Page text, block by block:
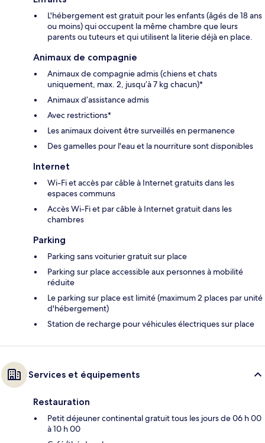
L'hébergement est gratuit pour les enfants (âgés de 18 ans
ou moins) qui occupent la même chambre que leurs
parents ou tuteurs et qui utilisent la literie déjà en place.
Animaux de compagnie
Animaux de compagnie admis (chiens et chats
uniquement, max. 2, jusqu’à 7 kg chacun)*
Animaux d’assistance admis
Avec restrictions*
Les animaux doivent être surveillés en permanence
Des gamelles pour l'eau et la nourriture sont disponibles
Internet
Wi-Fi et accès par câble à Internet gratuits dans les
espaces communs
Accès Wi-Fi et par câble à Internet gratuit dans les
chambres
Parking
Parking sans voiturier gratuit sur place
Parking sur place accessible aux personnes à mobilité
réduite
Le parking sur place est limité (maximum 2 places par unité
d'hébergement)
Station de recharge pour véhicules électriques sur place
Services et équipements
Restauration
Petit déjeuner continental gratuit tous les jours de 06 h 00
à 10 h 00